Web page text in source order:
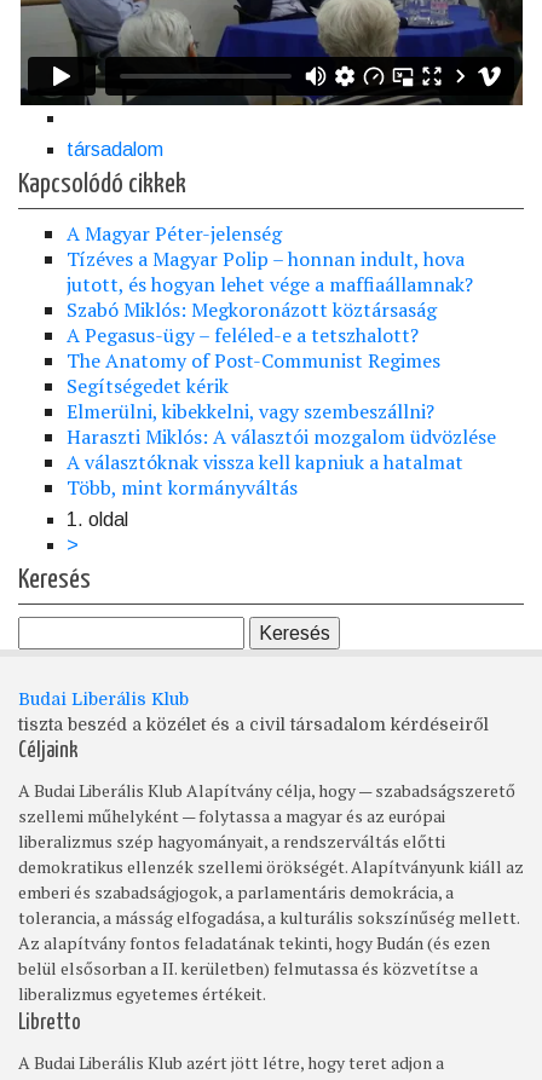
társadalom
Kapcsolódó cikkek
A Magyar Péter-jelenség
Tízéves a Magyar Polip – honnan indult, hova
jutott, és hogyan lehet vége a maffiaállamnak?
Szabó Miklós: Megkoronázott köztársaság
A Pegasus-ügy – feléled-e a tetszhalott?
The Anatomy of Post-Communist Regimes
Segítségedet kérik
Elmerülni, kibekkelni, vagy szembeszállni?
Haraszti Miklós: A választói mozgalom üdvözlése
A választóknak vissza kell kapniuk a hatalmat
Több, mint kormányváltás
Oldalszámozás
1. oldal
Következő
oldal
>
Keresés
Budai Liberális Klub
tiszta beszéd a közélet és a civil társadalom kérdéseiről
Céljaink
A Budai Liberális Klub Alapítvány célja, hogy — szabadságszerető
szellemi műhelyként — folytassa a magyar és az európai
liberalizmus szép hagyományait, a rendszerváltás előtti
demokratikus ellenzék szellemi örökségét. Alapítványunk kiáll az
emberi és szabadságjogok, a parlamentáris demokrácia, a
tolerancia, a másság elfogadása, a kulturális sokszínűség mellett.
Az alapítvány fontos feladatának tekinti, hogy Budán (és ezen
belül elsősorban a II. kerületben) felmutassa és közvetítse a
liberalizmus egyetemes értékeit.
Libretto
A Budai Liberális Klub azért jött létre, hogy teret adjon a